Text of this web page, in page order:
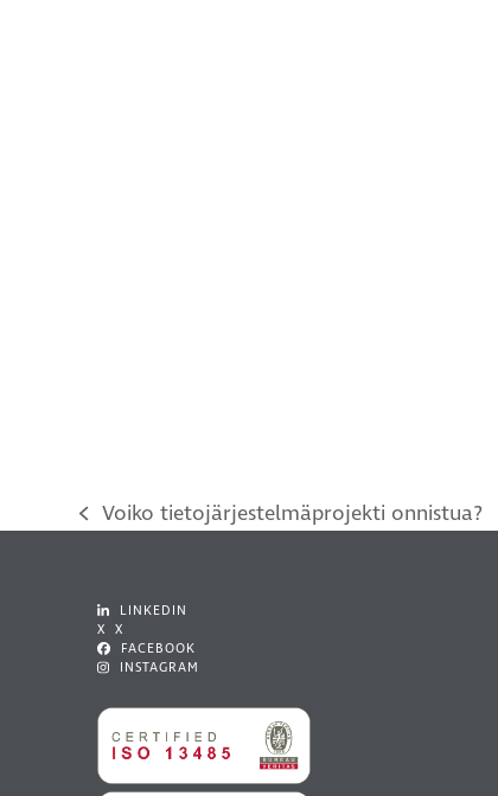
previous
Voiko tietojärjestelmäprojekti onnistua?
LINKEDIN
X X
FACEBOOK
INSTAGRAM